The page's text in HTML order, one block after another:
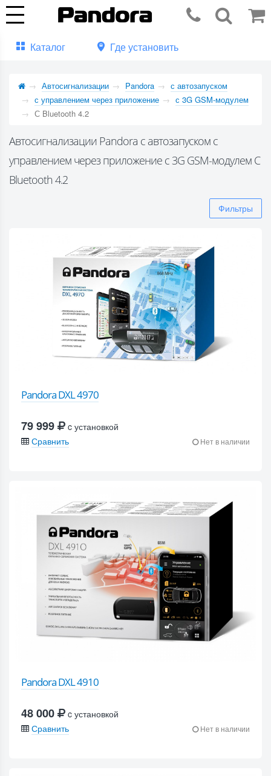
Каталог Где установить
Автосигнализации Pandora
с автозапуском
с управлением через приложение
с 3G GSM-модулем
С Bluetooth 4.2
Автосигнализации Pandora с автозапуском с
управлением через приложение с 3G GSM-модулем С
Bluetooth 4.2
Фильтры
Pandora DXL 4970
79 999
c установкой
Сравнить
Нет в наличии
Pandora DXL 4910
48 000
c установкой
Сравнить
Нет в наличии